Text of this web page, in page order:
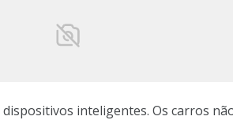
inteligentes. Os carros